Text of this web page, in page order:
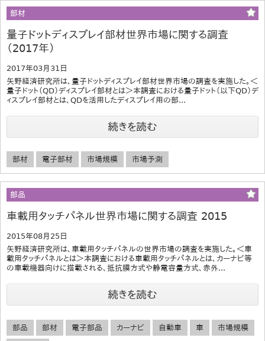
部材
量子ドットディスプレイ部材世界市場に関する調査
（2017年）
2017年03月31日
矢野経済研究所は、量子ドットディスプレイ部材世界市場の調査を実施した。＜
量子ドット（QD）ディスプレイ部材とは＞本調査における量子ドット（以下QD）デ
ィスプレイ部材とは、QDを活用したディスプレイ用の部...
続きを読む
部材 電子部材 市場規模 市場予測
部品
車載用タッチパネル世界市場に関する調査 2015
2015年08月25日
矢野経済研究所は、車載用タッチパネルの世界市場の調査を実施した。＜車
載用タッチパネルとは＞本調査における車載用タッチパネルとは、カーナビ等
の車載機器向けに搭載される、抵抗膜方式や静電容量方式、赤外...
続きを読む
部品 部材 電子部品 カーナビ 自動車 車 市場規模